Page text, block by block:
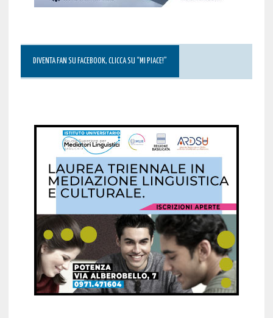
DIVENTA FAN SU FACEBOOK, CLICCA SU “MI PIACE!”